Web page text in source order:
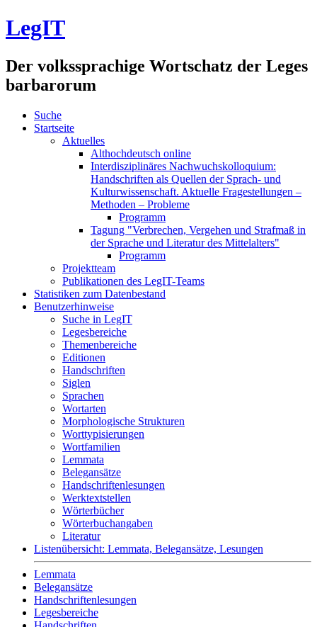
LegIT
Der volkssprachige Wortschatz der Leges
barbarorum
Suche
Startseite
Aktuelles
Althochdeutsch online
Interdisziplinäres Nachwuchskolloquium:
Handschriften als Quellen der Sprach- und
Kulturwissenschaft. Aktuelle Fragestellungen –
Methoden – Probleme
Programm
Tagung "Verbrechen, Vergehen und Strafmaß in
der Sprache und Literatur des Mittelalters"
Programm
Projektteam
Publikationen des LegIT-Teams
Statistiken zum Datenbestand
Benutzerhinweise
Suche in LegIT
Legesbereiche
Themenbereiche
Editionen
Handschriften
Siglen
Sprachen
Wortarten
Morphologische Strukturen
Worttypisierungen
Wortfamilien
Lemmata
Belegansätze
Handschriftenlesungen
Werktextstellen
Wörterbücher
Wörterbuchangaben
Literatur
Listenübersicht: Lemmata, Belegansätze, Lesungen
Lemmata
Belegansätze
Handschriftenlesungen
Legesbereiche